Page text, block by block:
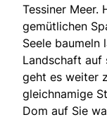
Tessiner Meer.
gemütlichen
Seele baumeln
Landschaft auf
geht es weiter
gleichnamige
Dom auf Sie